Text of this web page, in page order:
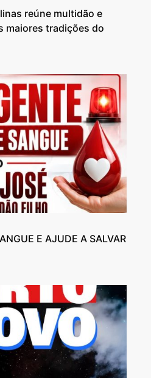
reúne multidão e
maiores tradições do
E AJUDE A SALVAR